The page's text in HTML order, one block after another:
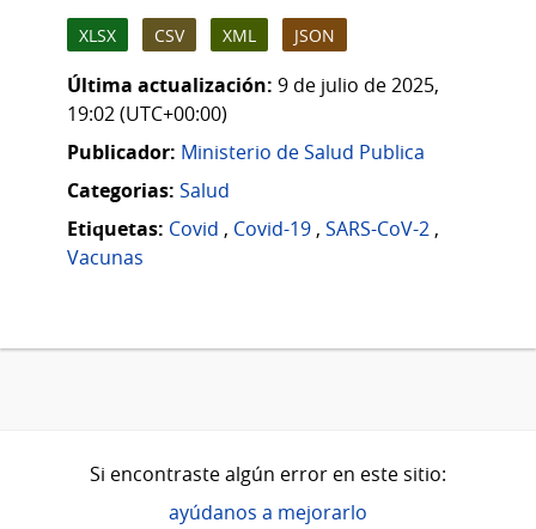
XLSX CSV XML JSON
Última actualización: 9 de julio de 2025,
19:02 (UTC+00:00)
Publicador: Ministerio de Salud Publica
Categorias: Salud
Etiquetas: Covid , Covid-19 , SARS-CoV-2 ,
Vacunas
Si encontraste algún error en este sitio:
ayúdanos a mejorarlo